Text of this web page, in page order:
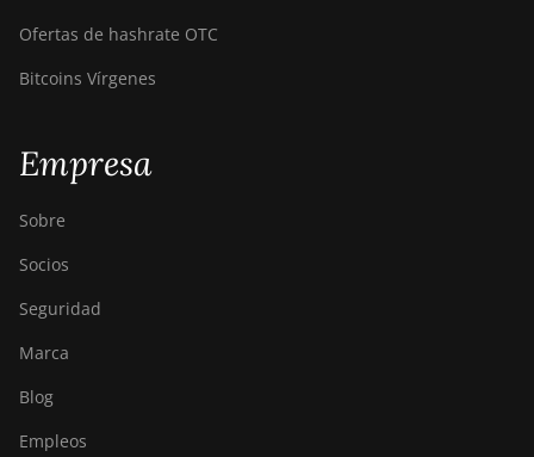
Ofertas de hashrate OTC
Bitcoins Vírgenes
Empresa
Sobre
Socios
Seguridad
Marca
Blog
Empleos